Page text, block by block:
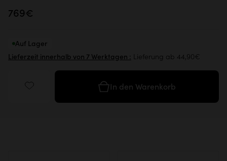
769€
In den Warenkorb
Auf Lager
Lieferzeit innerhalb von 7 Werktagen : Lieferung ab 44,90€